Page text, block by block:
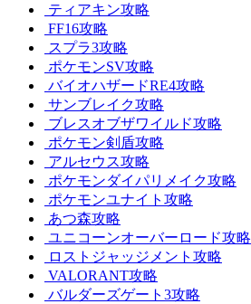
ティアキン攻略
FF16攻略
スプラ3攻略
ポケモンSV攻略
バイオハザードRE4攻略
サンブレイク攻略
ブレスオブザワイルド攻略
ポケモン剣盾攻略
アルセウス攻略
ポケモンダイパリメイク攻略
ポケモンユナイト攻略
あつ森攻略
ユニコーンオーバーロード攻略
ロストジャッジメント攻略
VALORANT攻略
バルダーズゲート3攻略